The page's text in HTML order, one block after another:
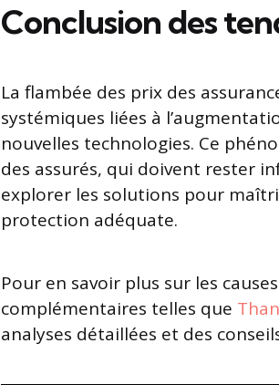
Conclusion des
La flambée des prix des
systémiques liées à
nouvelles technologies. Ce
des assurés, qui doivent rester
explorer les solutions pour
protection adéquate.
Pour en savoir plus sur les
complémentaires telles que
analyses détaillées et des